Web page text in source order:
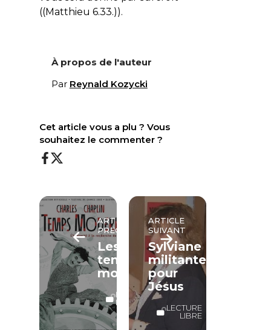
((Matthieu 6.33.)).
À propos de l'auteur
Par Reynald Kozycki
Cet article vous a plu ? Vous
souhaitez le commenter ?
ARTICLE
PRÉCÉDENT
Les
temps
modernes
LECTURE
LIBRE
ARTICLE
SUIVANT
Sylviane
militante
pour
Jésus
LECTURE
LIBRE